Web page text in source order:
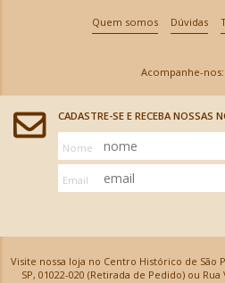
Quem somos Dúvidas
CADASTRE-SE E RECEBA NOSSAS
Nome
Email
Visite nossa loja no Centro Histórico de São
SP, 01022-020 (Retirada de Pedido) ou